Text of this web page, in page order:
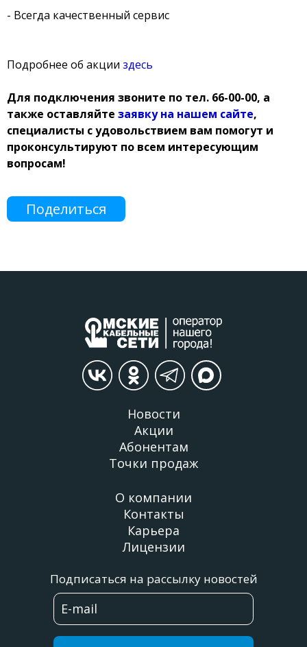
- Всегда качественный сервис
Подробнее об акции здесь
Для подключения звоните по тел. 66-00-00, а
также оставляйте заявку на нашем сайте,
специалисты с удовольствием вам помогут и
проконсультируют по всем интересующим
вопросам!
Поделиться
Новости
Акции
Абонентам
Точки продаж
О компании
Контакты
Карьера
Лицензии
Подписаться на рассылку новостей